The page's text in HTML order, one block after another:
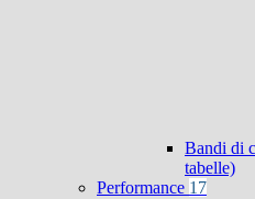
Bandi di
tabelle)
Performance 17